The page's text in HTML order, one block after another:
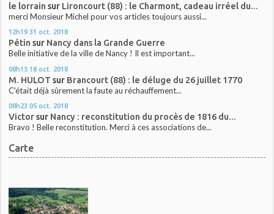
le lorrain sur Lironcourt (88) : le Charmont, cadeau irréel du...
merci Monsieur Michel pour vos articles toujours aussi...
12h19 31 oct. 2018
Pétin sur Nancy dans la Grande Guerre
Belle initiative de la ville de Nancy ! Il est important...
08h15 18 oct. 2018
M. HULOT sur Brancourt (88) : le déluge du 26 juillet 1770
C'était déjà sûrement la faute au réchauffement...
08h23 05 oct. 2018
Victorsur Nancy : reconstitution du procès de 1816 du...
Bravo ! Belle reconstitution. Merci à ces associations de...
Carte